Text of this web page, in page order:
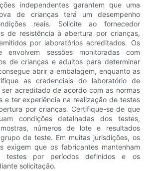
independentes garantem que uma
de crianças terá um desempenho
reais. Solicite ao fornecedor
de resistência à abertura por crianças,
por laboratórios acreditados. Os
envolvem sessões monitoradas com
de crianças e adultos para determinar
abrir a embalagem, enquanto as
as credenciais do laboratório de
acreditado de acordo com as normas
e ter experiência na realização de testes
por crianças. Certifique-se de que
condições detalhadas dos testes,
números de lote e resultados
de teste. Em muitas jurisdições, os
exigem que os fabricantes mantenham
testes por períodos definidos e os
solicitação.